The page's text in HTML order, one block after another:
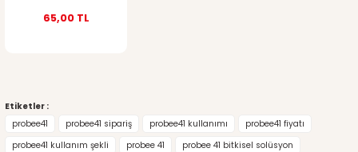
65,00 TL
Etiketler :
probee41
probee41 sipariş probee41 kullanımı
probee41 fiyatı
probee41 kullanım şekli
probee 41
probee 41 bitkisel solüsyon